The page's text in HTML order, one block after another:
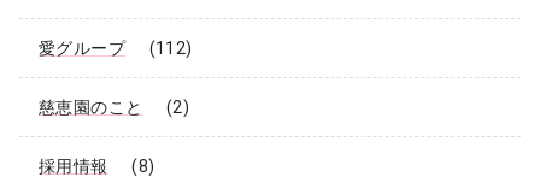
愛グループ (112)
慈恵園のこと (2)
採用情報 (8)